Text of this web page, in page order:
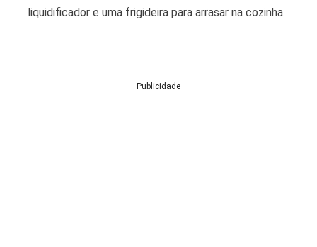
liquidificador e uma frigideira para arrasar na cozinha.
Publicidade